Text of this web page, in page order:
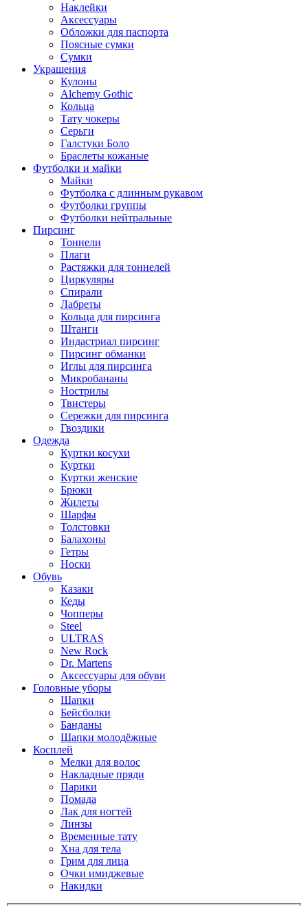
Наклейки
Аксессуары
Обложки для паспорта
Поясные сумки
Сумки
Украшения
Кулоны
Alchemy Gothic
Кольца
Тату чокеры
Серьги
Галстуки Боло
Браслеты кожаные
Футболки и майки
Майки
Футболка с длинным рукавом
Футболки группы
Футболки нейтральные
Пирсинг
Тоннели
Плаги
Растяжки для тоннелей
Циркуляры
Спирали
Лабреты
Кольца для пирсинга
Штанги
Индастриал пирсинг
Пирсинг обманки
Иглы для пирсинга
Микробананы
Нострилы
Твистеры
Сережки для пирсинга
Гвоздики
Одежда
Куртки косухи
Куртки
Куртки женские
Брюки
Жилеты
Шарфы
Толстовки
Балахоны
Гетры
Носки
Обувь
Казаки
Кеды
Чопперы
Steel
ULTRAS
New Rock
Dr. Martens
Аксессуары для обуви
Головные уборы
Шапки
Бейсболки
Банданы
Шапки молодёжные
Косплей
Мелки для волос
Накладные пряди
Парики
Помада
Лак для ногтей
Линзы
Временные тату
Хна для тела
Грим для лица
Очки имиджевые
Накидки